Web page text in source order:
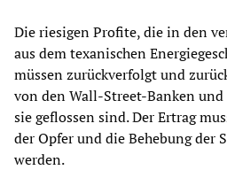
Die riesigen Profite, die in den
aus dem texanischen
müssen zurückverfolgt und
von den Wall-Street-Banken
sie geflossen sind. Der Ertrag
der Opfer und die Behebung der
werden.